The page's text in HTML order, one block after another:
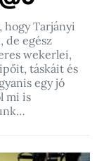
hogy Tarjányi
de egész
wekerlei,
táskáit és
egy jó
mi is